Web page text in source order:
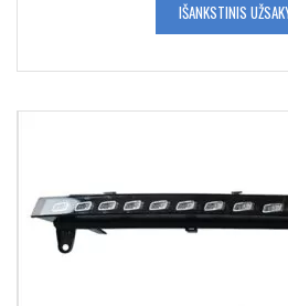
IŠANKSTINIS